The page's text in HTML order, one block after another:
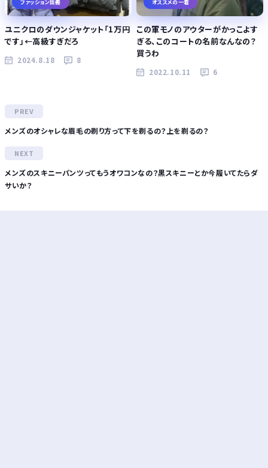
ユニクロのダウンジャケット「1万円
です」←高級すぎだろ
2024.8.18 8
この軍モノのアウターがかっこよす
ぎる、このコートの名前なんなの？
買うわ
2022.10.11 6
メンズのオシャレな眉毛の剃り方って下を剃るの？上を剃るの？
メンズのスキニーパンツってもうオワコンなの？黒スキニーとか今履いてたらダ
サいか？